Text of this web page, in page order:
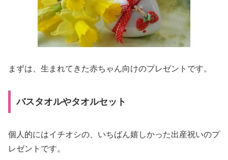
まずは、生まれてきた赤ちゃん向けのプレゼントです。
バスタオルやタオルセット
個人的にはイチオシの、いちばん嬉しかった出産祝いのプ
レゼントです。